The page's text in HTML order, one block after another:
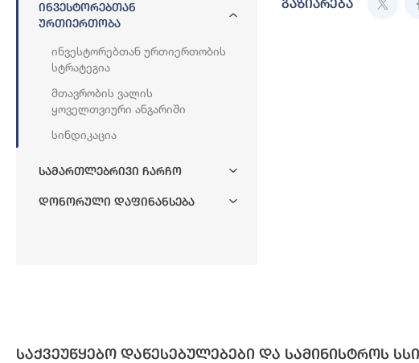
Ინვესტორებთან
Ურთიერთობა
Ინვესტორებთან Ურთიერთობის
Სტრატეგია
Მთავრობის Ვალის
Ყოველთვიური Ანგარიში
Სინდიკაცია
Სამართლებრივი Ჩარჩო
Დონორული Დაფინანსება
გაზიარება
საქვეუწყებო დაწესებულებები და სამინისტროს